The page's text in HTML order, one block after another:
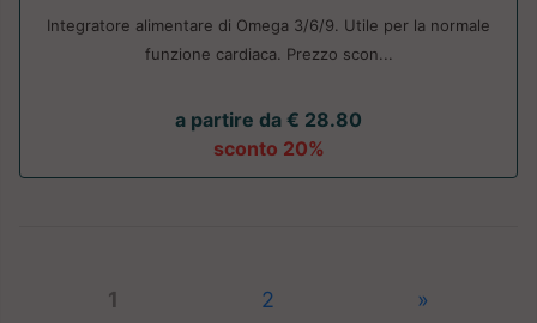
Integratore alimentare di Omega 3/6/9. Utile per la normale
funzione cardiaca. Prezzo scon...
a partire da € 28.80
sconto 20%
1 2 »